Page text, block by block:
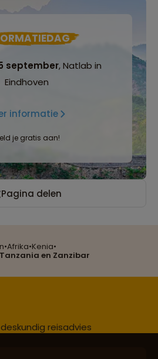
•Afrika•Kenia•
en Zanzibar
september, Natlab in
Eindhoven
informatie
je gratis aan!
Pagina delen
voor mens, cultuur en milieu
indivuele vrijheid